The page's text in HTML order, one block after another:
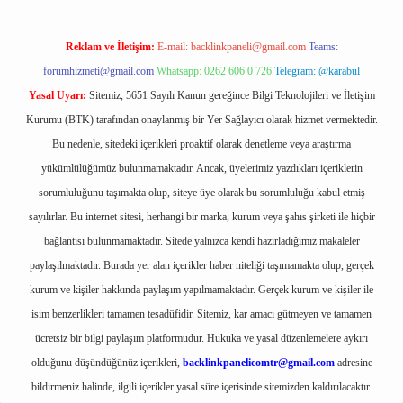
Reklam ve İletişim: E-mail: backlinkpaneli@gmail.com Teams:
forumhizmeti@gmail.com Whatsapp: 0262 606 0 726 Telegram: @karabul
Yasal Uyarı: Sitemiz, 5651 Sayılı Kanun gereğince Bilgi Teknolojileri ve İletişim
Kurumu (BTK) tarafından onaylanmış bir Yer Sağlayıcı olarak hizmet vermektedir.
Bu nedenle, sitedeki içerikleri proaktif olarak denetleme veya araştırma
yükümlülüğümüz bulunmamaktadır. Ancak, üyelerimiz yazdıkları içeriklerin
sorumluluğunu taşımakta olup, siteye üye olarak bu sorumluluğu kabul etmiş
sayılırlar. Bu internet sitesi, herhangi bir marka, kurum veya şahıs şirketi ile hiçbir
bağlantısı bulunmamaktadır. Sitede yalnızca kendi hazırladığımız makaleler
paylaşılmaktadır. Burada yer alan içerikler haber niteliği taşımamakta olup, gerçek
kurum ve kişiler hakkında paylaşım yapılmamaktadır. Gerçek kurum ve kişiler ile
isim benzerlikleri tamamen tesadüfidir. Sitemiz, kar amacı gütmeyen ve tamamen
ücretsiz bir bilgi paylaşım platformudur. Hukuka ve yasal düzenlemelere aykırı
olduğunu düşündüğünüz içerikleri, backlinkpanelicomtr@gmail.comadresine
bildirmeniz halinde, ilgili içerikler yasal süre içerisinde sitemizden kaldırılacaktır.